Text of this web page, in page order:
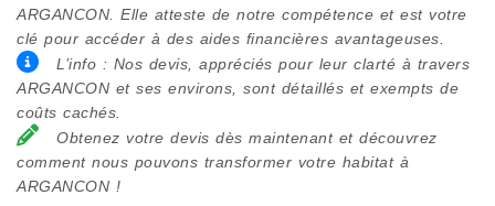
ARGANCON. Elle atteste de notre compétence et est votre
clé pour accéder à des aides financières avantageuses.
L’info : Nos devis, appréciés pour leur clarté à travers
ARGANCON et ses environs, sont détaillés et exempts de
coûts cachés.
Obtenez votre devis dès maintenant et découvrez
comment nous pouvons transformer votre habitat à
ARGANCON !